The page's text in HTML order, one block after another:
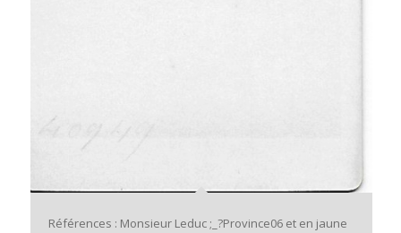
Références : Monsieur Leduc ;_?Province06 et en jaune